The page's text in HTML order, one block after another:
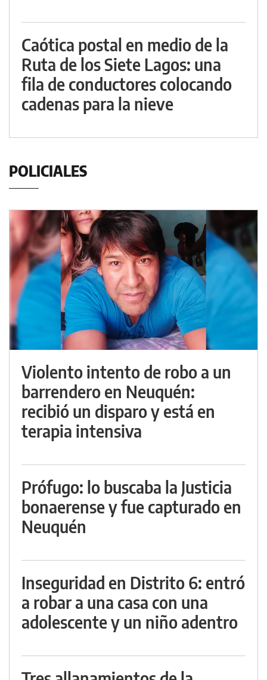
Caótica postal en medio de la
Ruta de los Siete Lagos: una
fila de conductores colocando
cadenas para la nieve
POLICIALES
Violento intento de robo a un
barrendero en Neuquén:
recibió un disparo y está en
terapia intensiva
Prófugo: lo buscaba la Justicia
bonaerense y fue capturado en
Neuquén
Inseguridad en Distrito 6: entró
a robar a una casa con una
adolescente y un niño adentro